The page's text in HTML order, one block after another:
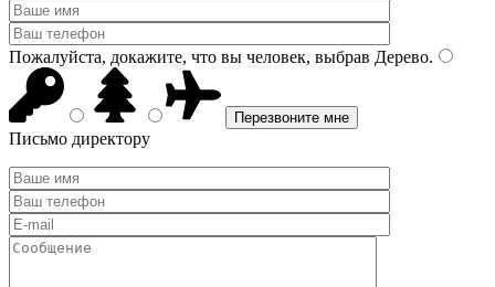
Пожалуйста, докажите, что вы человек, выбрав Дерево.
Письмо директору